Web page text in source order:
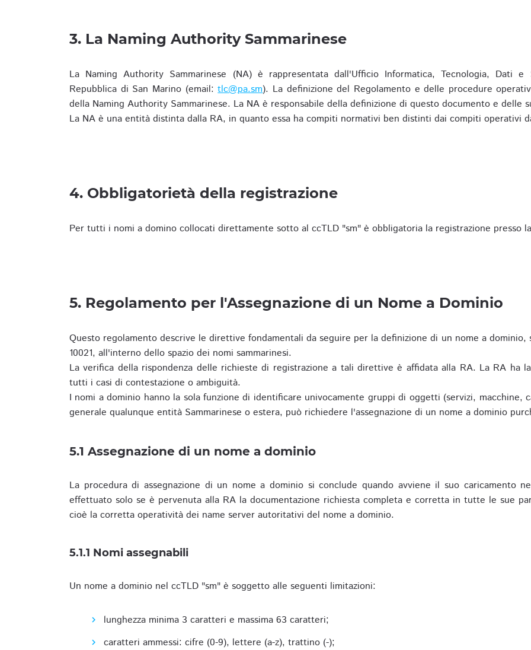
3. La Naming Authority Sammarinese
La Naming Authority Sammarinese (NA) è rappresentata dall'Ufficio Informatica, Tecnologia, Dati
Repubblica di San Marino (email:tlc@pa.sm). La definizione del Regolamento e delle procedure
della Naming Authority Sammarinese. La NA è responsabile della definizione di questo documento e delle
La NA è una entità distinta dalla RA, in quanto essa ha compiti normativi ben distinti dai compiti operativi
4. Obbligatorietà della registrazione
Per tutti i nomi a domino collocati direttamente sotto al ccTLD "sm" è obbligatoria la registrazione presso
5. Regolamento per l'Assegnazione di un Nome a Dominio
Questo regolamento descrive le direttive fondamentali da seguire per la definizione di un nome a
10021, all'interno dello spazio dei nomi sammarinesi.
La verifica della rispondenza delle richieste di registrazione a tali direttive è affidata alla RA. La RA ha
tutti i casi di contestazione o ambiguità.
I nomi a dominio hanno la sola funzione di identificare univocamente gruppi di oggetti (servizi, macchine,
generale qualunque entità Sammarinese o estera, può richiedere l'assegnazione di un nome a dominio
5.1 Assegnazione di un nome a dominio
La procedura di assegnazione di un nome a dominio si conclude quando avviene il suo caricamento
effettuato solo se è pervenuta alla RA la documentazione richiesta completa e corretta in tutte le sue
cioè la corretta operatività dei name server autoritativi del nome a dominio.
5.1.1 Nomi assegnabili
Un nome a dominio nel ccTLD "sm" è soggetto alle seguenti limitazioni:
lunghezza minima 3 caratteri e massima 63 caratteri;
caratteri ammessi: cifre (0-9), lettere (a-z), trattino (-);